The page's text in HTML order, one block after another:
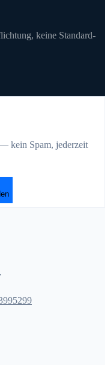
keine Standard-
kein Spam, jederzeit